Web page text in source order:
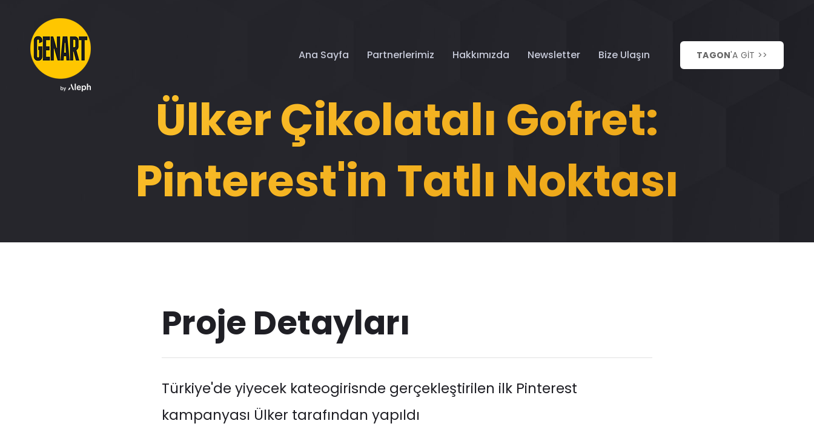
Ana Sayfa Partnerlerimiz Hakkımızda Newsletter Bize Ulaşın TAGON'A GİT >>
Ülker Çikolatalı Gofret:
Pinterest'in Tatlı Noktası
Proje Detayları
Türkiye'de yiyecek kateogirisnde gerçekleştirilen ilk Pinterest
kampanyası Ülker tarafından yapıldı